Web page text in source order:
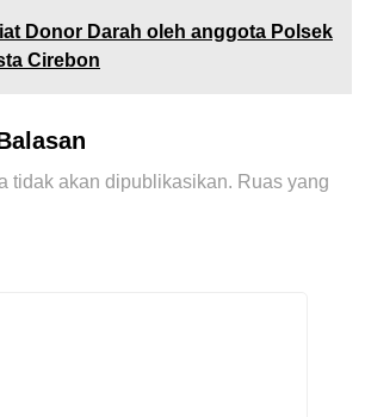
Donor Darah oleh anggota Polsek
Cirebon
tidak akan dipublikasikan. Ruas yang